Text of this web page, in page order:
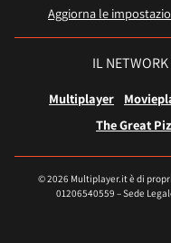
Aggiorna le
IL NETWORK
Multiplayer
The Great
© 2026 Multiplayer.it è di
01206540559 – Sede